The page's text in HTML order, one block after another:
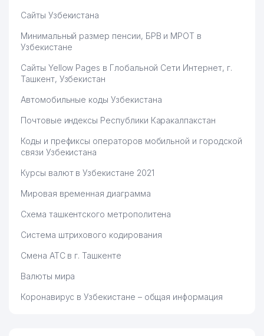
Сайты Узбекистана
Минимальный размер пенсии, БРВ и МРОТ в
Узбекистане
Сайты Yellow Pages в Глобальной Сети Интернет, г.
Ташкент, Узбекистан
Автомобильные коды Узбекистана
Почтовые индексы Республики Каракалпакстан
Коды и префиксы операторов мобильной и городской
связи Узбекистана
Курсы валют в Узбекистане 2021
Мировая временная диаграмма
Схема ташкентского метрополитена
Система штрихового кодирования
Смена АТС в г. Ташкенте
Валюты мира
Коронавирус в Узбекистане – общая информация